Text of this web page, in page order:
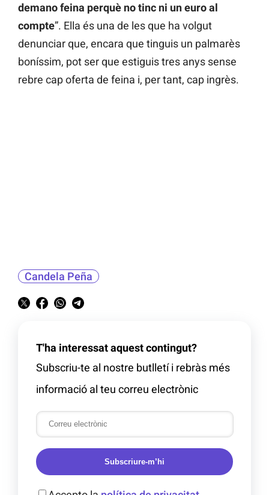
demano feina perquè no tinc ni un euro al
compte”. Ella és una de les que ha volgut
denunciar que, encara que tinguis un palmarès
boníssim, pot ser que estiguis tres anys sense
rebre cap oferta de feina i, per tant, cap ingrès.
Candela Peña
T'ha interessat aquest contingut?
Subscriu-te al nostre butlletí i rebràs més
informació al teu correu electrònic
Subscriure-m’hi